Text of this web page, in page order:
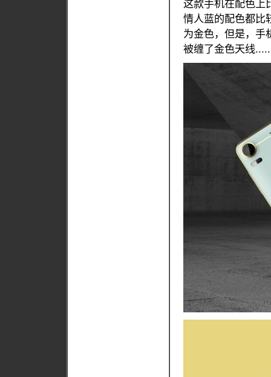
这款手机在配色上
情人蓝的配色都比
为金色，但是，手
被缠了金色天线